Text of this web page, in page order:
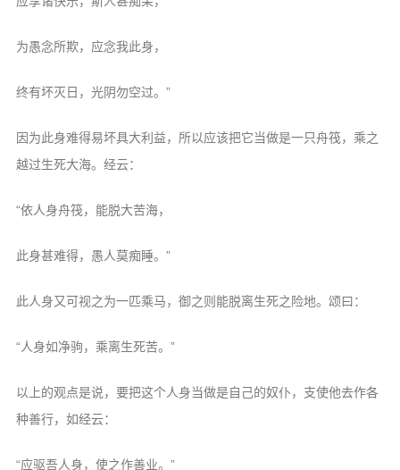
为愚念所欺，应念我此身，
终有坏灭日，光阴勿空过。”
因为此身难得易坏具大利益，所以应该把它当做是一只舟筏，乘之
越过生死大海。经云：
“依人身舟筏，能脱大苦海，
此身甚难得，愚人莫痴睡。”
此人身又可视之为一匹乘马，御之则能脱离生死之险地。颂曰：
“人身如净驹，乘离生死苦。”
以上的观点是说，要把这个人身当做是自己的奴仆，支使他去作各
种善行，如经云：
“应驱吾人身，使之作善业。”